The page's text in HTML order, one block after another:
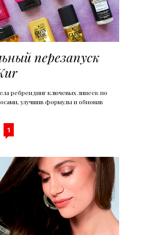
перезапуск
ребрендинг ключевых линеек по
улучшив формулы и обновив
1